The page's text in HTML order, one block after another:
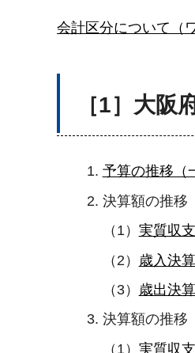
会計区分について（
［1］大阪
予算の推移（
決算額の推移
（1） 実質収
（2）
歳入決
（3）
歳出決
決算額の推移
（1） 実質収